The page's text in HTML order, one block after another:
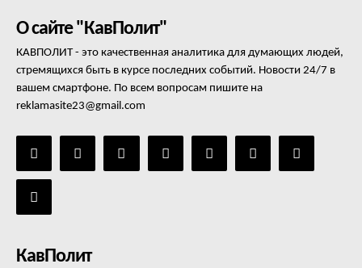
О сайте "КавПолит"
КАВПОЛИТ - это качественная аналитика для думающих людей,
стремящихся быть в курсе последних событий. Новости 24/7 в
вашем смартфоне. По всем вопросам пишите на
reklamasite23@gmail.com
КавПолит